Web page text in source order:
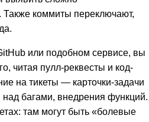
коммиты переключают,
или подобном сервисе, вы
читая пулл-реквесты и код-
на тикеты — карточки-задачи
багами, внедрения функций.
там могут быть «болевые